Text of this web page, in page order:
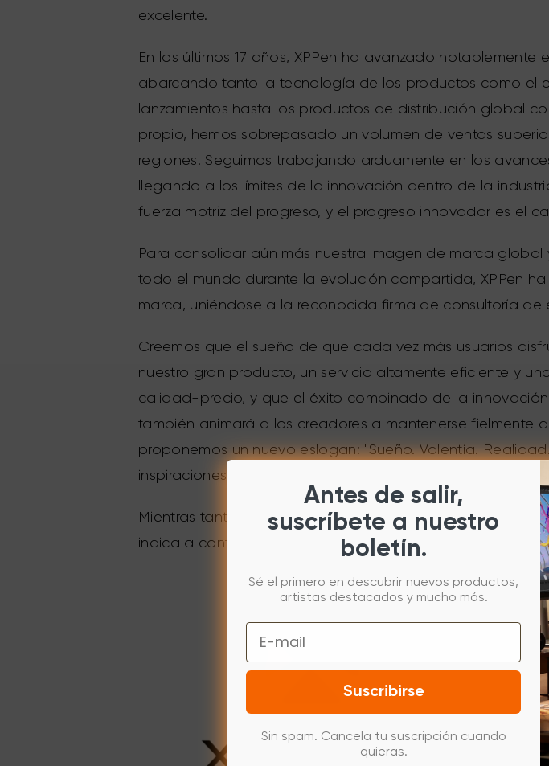
excelente.
En los últimos 17 años, XPPen ha avanzado
abarcando tanto la tecnología de los productos como el
lanzamientos hasta los productos de distribución global
propio, hemos sobrepasado un volumen de ventas
regiones. Seguimos trabajando arduamente en los
llegando a los límites de la innovación dentro de la
fuerza motriz del progreso, y el progreso innovador es el
Para consolidar aún más nuestra imagen de marca
todo el mundo durante la evolución compartida, XPPen
marca, uniéndose a la reconocida firma de consultoría de
Creemos que el sueño de que cada vez más usuarios
nuestro gran producto, un servicio altamente eficiente y
calidad-precio, y que el éxito combinado de la
también animará a los creadores a mantenerse fielmente
proponemos un nuevo eslogan: "Sueño. Valentía.
inspiraciones afluentes y novedosas e innovaciones
Mientras tanto, hemos hecho una revisión revolucionaria
indica a continuación:
Antes de salir,
suscríbete a nuestro
boletín.
Sé el primero en descubrir nuevos productos,
artistas destacados y mucho más.
Email
Suscribirse
Sin spam. Cancela tu suscripción cuando
quieras.